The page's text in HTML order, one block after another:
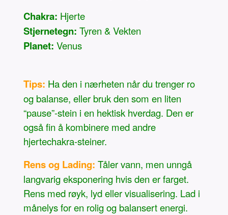
Chakra: Hjerte
Stjernetegn: Tyren & Vekten
Planet: Venus
Tips: Ha den i nærheten når du trenger ro
og balanse, eller bruk den som en liten
“pause”-stein i en hektisk hverdag. Den er
også fin å kombinere med andre
hjertechakra-steiner.
Rens og Lading: Tåler vann, men unngå
langvarig eksponering hvis den er farget.
Rens med røyk, lyd eller visualisering. Lad i
månelys for en rolig og balansert energi.